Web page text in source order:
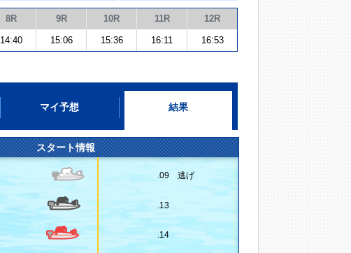
8R 9R 10R 11R 12R
14:40 15:06 15:36 16:11 16:53
マイ予想 結果
スタート情報
.09 逃げ
.13
.14